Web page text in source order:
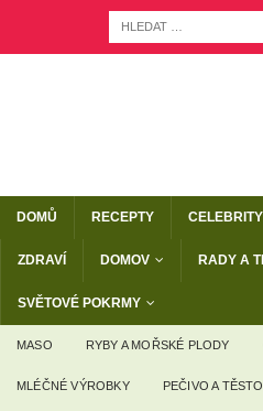
DOMŮ RECEPTY CELEBRITY
ZDRAVÍ DOMOV RADY A
SVĚTOVÉ POKRMY
MASO RYBY A MOŘSKÉ PLODY
MLÉČNÉ VÝROBKY PEČIVO A